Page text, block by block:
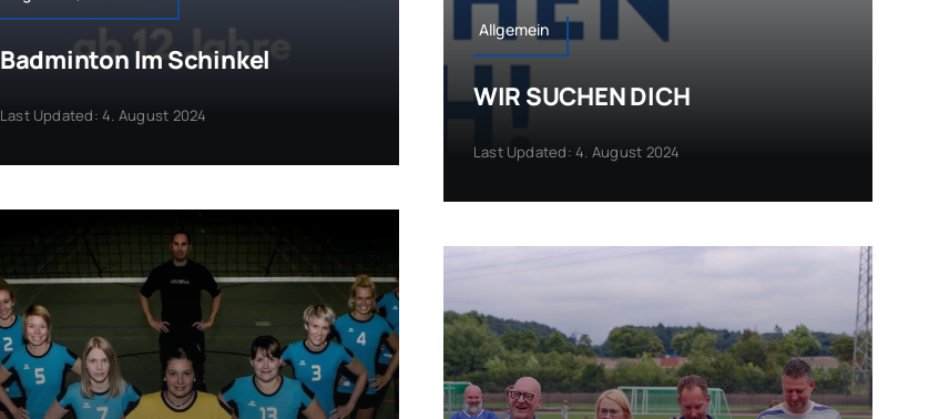
Badminton Im Schinkel
Last Updated: 4. August 2024
Allgemein
WIR SUCHEN DICH
Last Updated: 4. August 2024